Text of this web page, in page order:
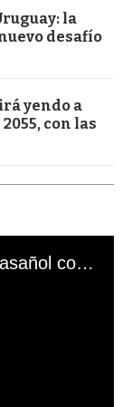
la
desafío
yendo a
con las
El mal momento de Yanina Gasañol con un hincha argentino en "Subrayado"